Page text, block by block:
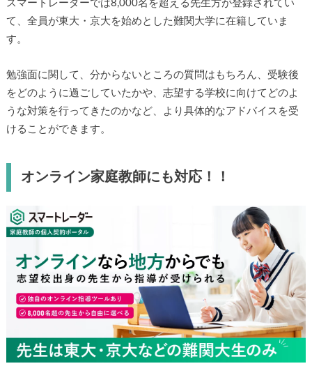
スマートレーダーでは8,000名を超える先生方が登録されてい
て、全員が東大・京大を始めとした難関大学に在籍していま
す。
勉強面に関して、分からないところの質問はもちろん、受験後
をどのように過ごしていたかや、志望する学校に向けてどのよ
うな対策を行ってきたのかなど、より具体的なアドバイスを受
けることができます。
オンライン家庭教師にも対応！！